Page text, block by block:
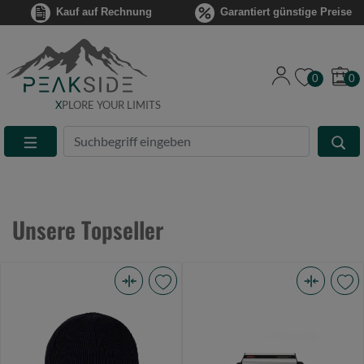
Kauf auf Rechnung Garantiert günstige Preise
XPLORE YOUR LIMITS
Suche
Eingabefeld
0 0
Unsere Topseller